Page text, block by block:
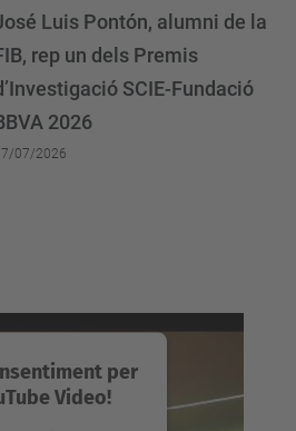
Luis Pontón, alumni de la
rep un dels Premis
SCIE-Fundació
2026
07/2026
per
Video!